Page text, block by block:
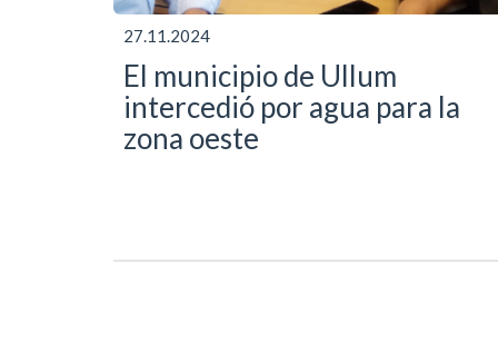
27.11.2024
El municipio de Ullum
intercedió por agua para la
zona oeste